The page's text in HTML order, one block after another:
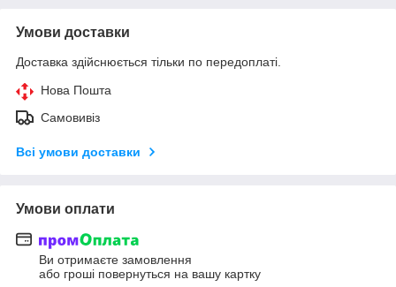
Умови доставки
Доставка здійснюється тільки по передоплаті.
Нова Пошта
Самовивіз
Всі умови доставки
Умови оплати
Ви отримаєте замовлення
або гроші повернуться на вашу картку